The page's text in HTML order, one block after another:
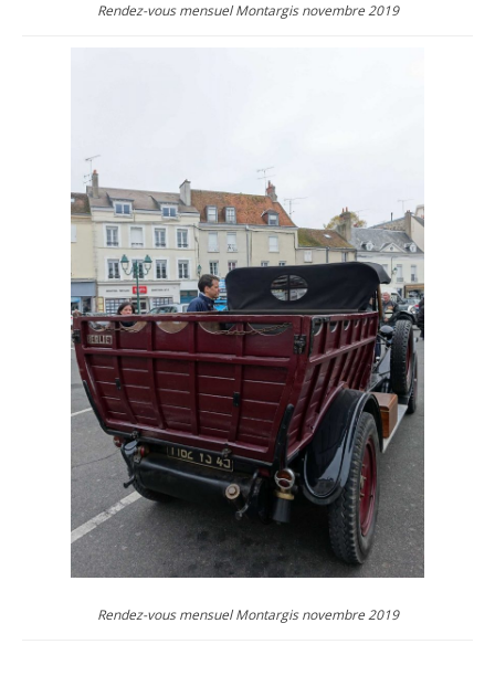
Rendez-vous mensuel Montargis novembre 2019
Rendez-vous mensuel Montargis novembre 2019